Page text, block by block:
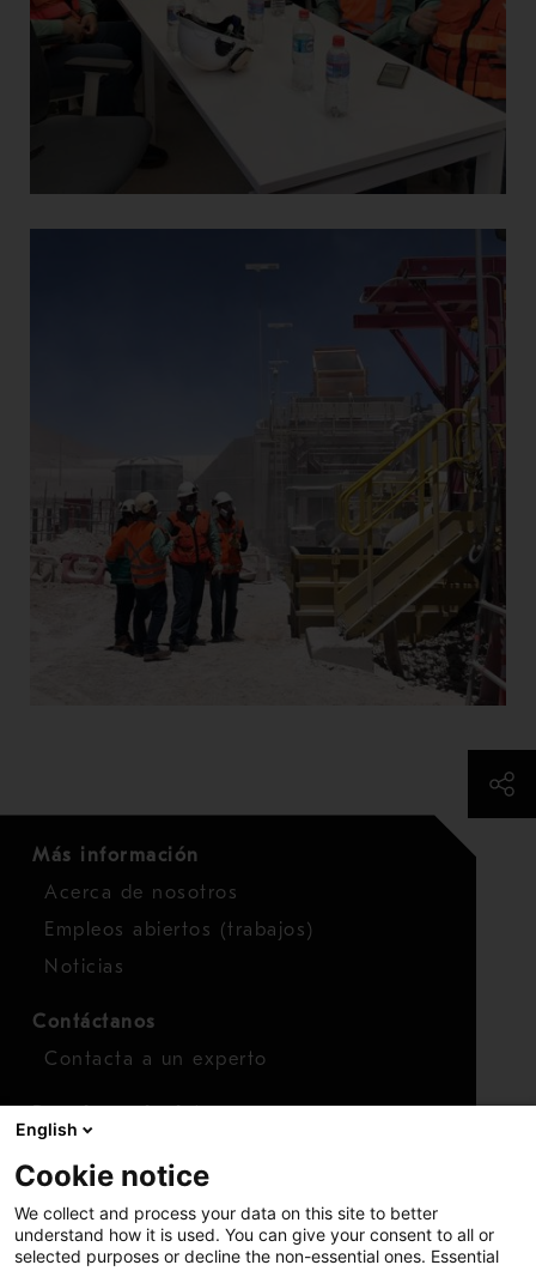
Más información
Acerca de nosotros
Empleos abiertos (trabajos)
Noticias
Contáctanos
Contacta a un experto
Finanzas
Acciones
English
Cookie notice
We collect and process your data on this site to better
understand how it is used. You can give your consent to all or
selected purposes or decline the non-essential ones. Essential